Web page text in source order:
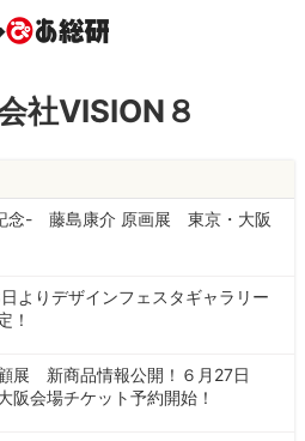
社VISION８
念- 藤島康介 原画展 東京・大阪
よりデザインフェスタギャラリー
！
展 新商品情報公開！６月27日
阪会場チケット予約開始！